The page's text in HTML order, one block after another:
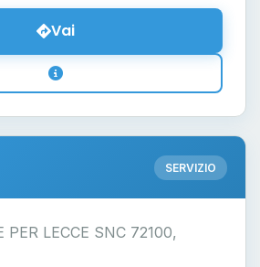
Vai
SERVIZIO
PER LECCE SNC 72100,